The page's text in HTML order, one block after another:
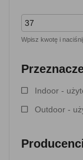
Wpisz kwotę i
Indoor -
Outdoor -
Producenci